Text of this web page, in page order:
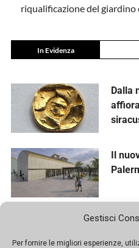
Gestisci
Per fornire le migliori esperienze,
riqualificazione del giardino
In Evidenza
Dalla
Il